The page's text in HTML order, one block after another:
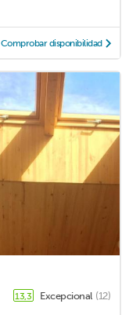
Comprobar disponibilidad
13,3 Excepcional (12)